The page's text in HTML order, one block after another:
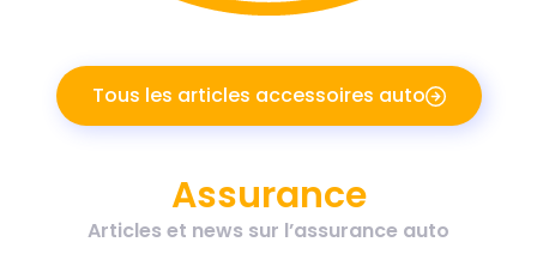
Tous les articles accessoires auto
Assurance
Articles et news sur l’assurance auto